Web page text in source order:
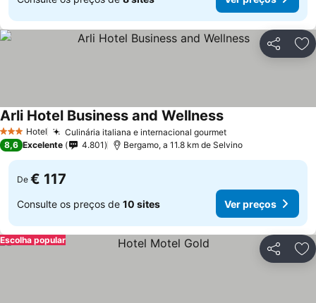
Partilhar
3 EstrelasHotel Culinária italiana e internacional gourmet
Arli Hotel Business and Wellness
8,6 Excelente 4.801 Bergamo, a 11.8 km de Selvino
De € 117
Consulte os preços de 10 sites Ver preços
Partilhar
Escolha popular